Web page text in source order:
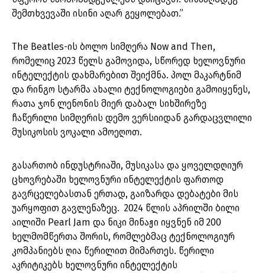
შემთხვევაში ისინი აღარ გეყოლებათ.”
The Beatles-ის ბოლო სიმღერა Now and Then,
რომელიც 2023 წელს გამოვიდა, სწორედ ხელოვნური
ინტელექტის დახმარებით შეიქმნა. პოლ მაკარტნიმ
და რინგო სტარმა ახალი ტექნოლოგიები გამოიყენეს,
რათა ჯონ ლენონის მიერ დაბალ სიხშირეზე
ჩაწერილი სიმღერის დემო ვერსიიდან გარდაცვლილი
მუსიკოსის ვოკალი ამოეღოთ.
გასართობ ინდუსტრიაში, მუსიკასა და ყოველდღიურ
ცხოვრებაში ხელოვნური ინტელექტის ფართოდ
გავრცელებასთან ერთად, გაიზარდა დებატები მის
უარყოფით გავლენაზეც. 2024 წლის აპრილში ბილი
აილიში Pearl Jam და ნიკი მინაჟი იყვნენ იმ 200
ხელმომწერთა შორის, რომლებმაც ტექნოლოგიურ
კომპანიებს ღია წერილით მიმართეს. წერილი
აკრიტიკებს ხელოვნური ინტელექტის